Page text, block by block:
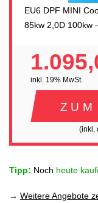
EU6 DPF MINI
85kw 2,0D 100kw
inkl. 19% MwSt.
(inkl.
Tipp: Noch heute
→ Weitere Angebote